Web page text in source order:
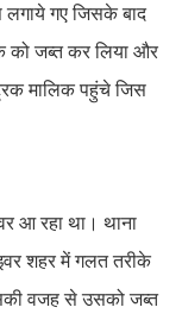
लगाये गए जिसके बाद
को जब्त कर लिया और
मालिक पहुंचे जिस
आ रहा था। थाना
शहर में गलत तरीके
वजह से उसको जब्त